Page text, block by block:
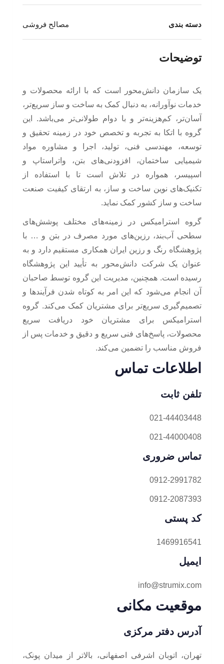
دسته بندی مصالح فروشی
توضیحات
یک سازمان دانش‌محور است که با ارائه محصولات و
خدمات نوآورانه، به دنبال کمک به ساخت و ساز سریع‌تر،
آسان‌تر، کم‌هزینه‌تر و با دوام طولانی‌تر می‌باشد. این
گروه با اتکا به تجربه و تخصص خود در زمینه تحقیق و
توسعه، مهندسی فنی، تولید، اجرا و مشاوره مواد
شیمیایی ساختمان، افزودنی‌های بتن، واتراستاپ و
اسپیسر، همواره در تلاش است تا با استفاده از
تکنیک‌های نوین ساخت و ساز، به ارتقای کیفیت صنعت
ساخت و ساز کشور کمک نماید.
گروه استراميکس در زمینه‌های مختلف پوشش‌های
سطحی آب‌بند، رزین‌های مورد مصرف در بتن و … با
پژوهشگاه رنگ و رزین ایران همکاری مستقیم دارد و به
عنوان یک شرکت دانش‌محور به تأیید این پژوهشگاه
رسیده است. همچنین، مدیریت این گروه توسط صاحبان
آن انجام می‌شود که این امر به کوتاه شدن فرآیندها و
تصمیم‌گیری سریع‌تر برای مشتریان کمک می‌کند. گروه
استراميکس برای مشتریان خود دریافت سریع
محصولات، پاسخ‌های فنی سریع و دقیق و خدمات پس از
فروش مناسب را تضمین می‌کند.
اطلاعات تماس
تلفن ثابت
021-44403448
021-44000408
تماس ضروری
0912-2991782
0912-2087393
کد پستی
1469916541
ایمیل
info@strumix.com
موقعیت مکانی
آدرس دفتر مرکزی
تهران، اتوبان اشرفی اصفهانی، بالاتر از میدان پونک،